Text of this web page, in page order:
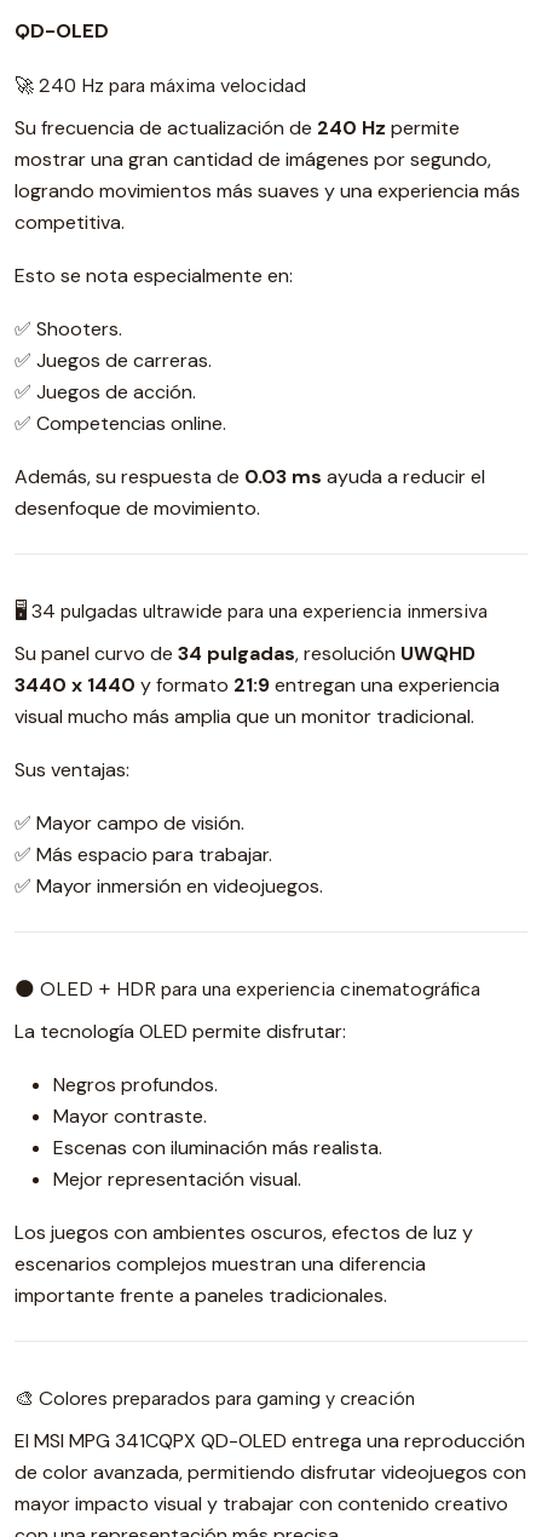
QD-OLED
🚀 240 Hz para máxima velocidad
Su frecuencia de actualización de 240 Hz permite
mostrar una gran cantidad de imágenes por segundo,
logrando movimientos más suaves y una experiencia más
competitiva.
Esto se nota especialmente en:
✅ Shooters.
✅ Juegos de carreras.
✅ Juegos de acción.
✅ Competencias online.
Además, su respuesta de 0.03 ms ayuda a reducir el
desenfoque de movimiento.
🖥️ 34 pulgadas ultrawide para una experiencia inmersiva
Su panel curvo de 34 pulgadas, resolución UWQHD
3440 x 1440 y formato 21:9entregan una experiencia
visual mucho más amplia que un monitor tradicional.
Sus ventajas:
✅ Mayor campo de visión.
✅ Más espacio para trabajar.
✅ Mayor inmersión en videojuegos.
🌑 OLED + HDR para una experiencia cinematográfica
La tecnología OLED permite disfrutar:
Negros profundos.
Mayor contraste.
Escenas con iluminación más realista.
Mejor representación visual.
Los juegos con ambientes oscuros, efectos de luz y
escenarios complejos muestran una diferencia
importante frente a paneles tradicionales.
🎨 Colores preparados para gaming y creación
El MSI MPG 341CQPX QD-OLED entrega una reproducción
de color avanzada, permitiendo disfrutar videojuegos con
mayor impacto visual y trabajar con contenido creativo